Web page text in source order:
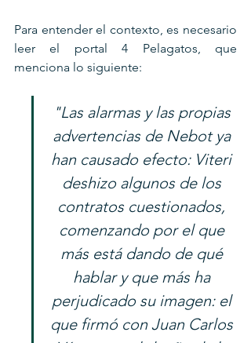
Para entender el contexto, es necesario
leer el portal 4 Pelagatos, que
menciona lo siguiente:
"Las alarmas y las propias
advertencias de Nebot ya
han causado efecto: Viteri
deshizo algunos de los
contratos cuestionados,
comenzando por el que
más está dando de qué
hablar y que más ha
perjudicado su imagen: el
que firmó con Juan Carlos